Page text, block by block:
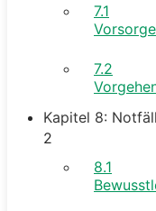
7.1
Vorsorge
7.2
Kapitel 8:
2
8.1